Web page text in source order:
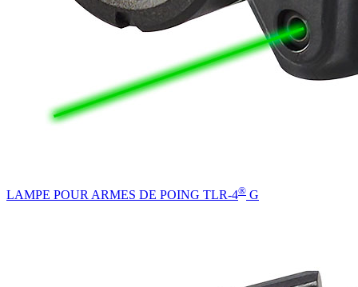
LAMPE POUR ARMES DE POING TLR-4® G